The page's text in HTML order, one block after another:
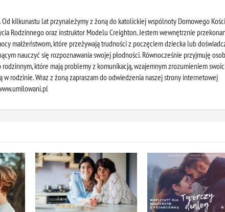
kilkunastu lat przynależymy z żoną do katolickiej wspólnoty Domowego
Rodzinnego oraz instruktor Modelu Creighton. Jestem wewnętrznie
małżeństwom, które przeżywają trudności z poczęciem dziecka lub
nauczyć się rozpoznawania swojej płodności. Równocześnie przyjmuję
które mają problemy z komunikacją, wzajemnym zrozumieniem
rodzinie. Wraz z żoną zapraszam do odwiedzenia naszej strony internetowej